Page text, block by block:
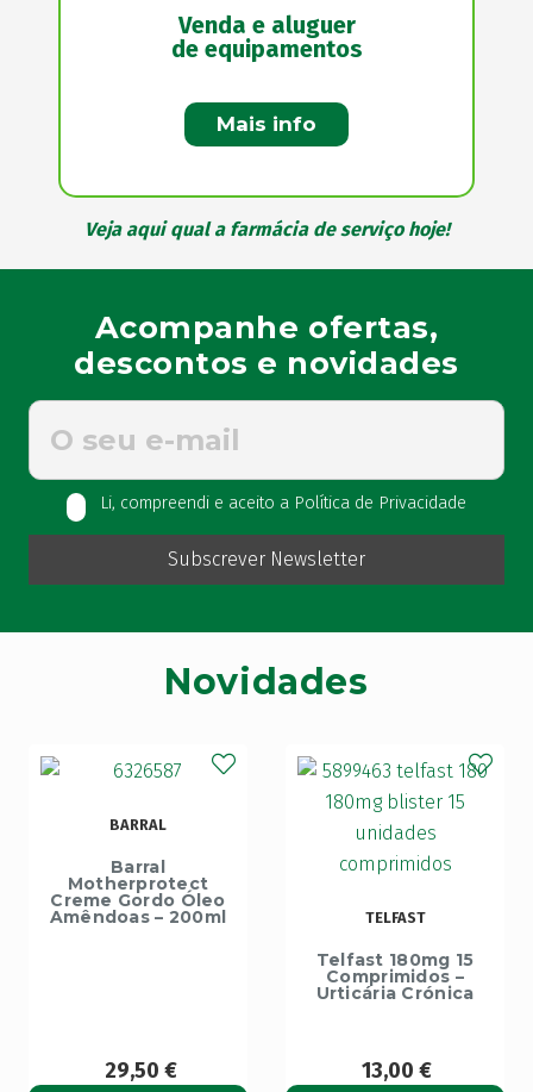
Venda e aluguer
de equipamentos
Mais info
Veja aqui qual a farmácia de serviço hoje!
Acompanhe ofertas,
descontos e novidades
Li, compreendi e aceito a Política de Privacidade
Novidades
BARRAL
Barral
Motherprotect
Creme Gordo Óleo
Amêndoas – 200ml
29,50€
TELFAST
Telfast 180mg 15
Comprimidos –
Urticária Crónica
13,00€